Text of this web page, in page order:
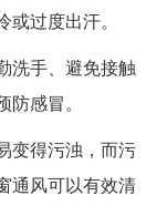
过度出汗。
洗手、避免接触
感冒。
变得污浊，而污
通风可以有效清